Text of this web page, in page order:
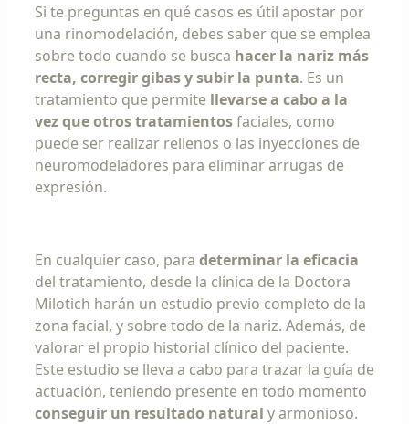
Si te preguntas en qué casos es útil apostar por
una rinomodelación, debes saber que se emplea
sobre todo cuando se busca hacer la nariz más
recta, corregir gibas y subir la punta. Es un
tratamiento que permite llevarse a cabo a la
vez que otros tratamientosfaciales, como
puede ser realizar rellenos o las inyecciones de
neuromodeladores para eliminar arrugas de
expresión.
En cualquier caso, para determinar la eficacia
del tratamiento, desde la clínica de la Doctora
Milotich harán un estudio previo completo de la
zona facial, y sobre todo de la nariz. Además, de
valorar el propio historial clínico del paciente.
Este estudio se lleva a cabo para trazar la guía de
actuación, teniendo presente en todo momento
conseguir un resultado natural y armonioso.